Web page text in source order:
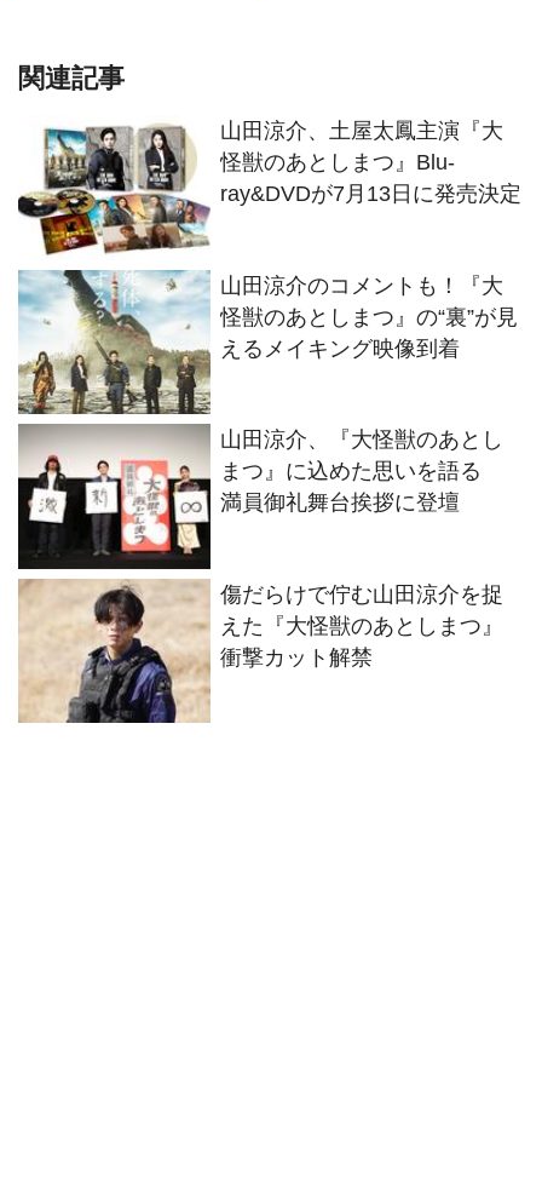
関連記事
山田涼介、土屋太鳳主演『大
怪獣のあとしまつ』Blu-
ray&DVDが7月13日に発売決定
山田涼介のコメントも！『大
怪獣のあとしまつ』の“裏”が見
えるメイキング映像到着
⼭⽥涼介、『大怪獣のあとし
まつ』に込めた思いを語る
満員御礼舞台挨拶に登壇
傷だらけで佇む山田涼介を捉
えた『大怪獣のあとしまつ』
衝撃カット解禁